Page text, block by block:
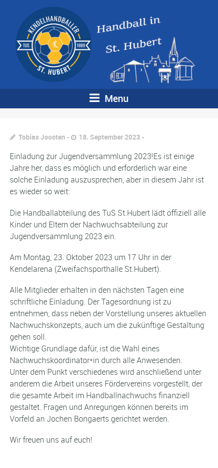
Menu
Tobias Joosten 18. September 2023
Einladung zur Jugendversammlung 2023!Es ist einige
Jahre her, dass es möglich und erforderlich war eine
solche Einladung auszusprechen, aber in diesem Jahr ist
es wieder so weit:
Die Handballabteilung des TuS St.Hubert lädt offiziell alle
Kinder und Eltern der Nachwuchsabteilung zur
Jugendversammlung 2023 ein.
Am Montag, 23. Oktober 2023 um 17 Uhr in der
Kendelarena (Zweifachsporthalle St.Hubert).
Alle Mitglieder erhalten in den nächsten Tagen eine
schriftliche Einladung. Der Tagesordnung ist zu
entnehmen, dass neben der Vorstellung unseres aktuellen
Nachwuchskonzepts, auch um die zukünftige Gestaltung
gehen soll.
Wichtige Grundlage dafür, ist die Wahl eines
Nachwuchskoordinator*in durch alle Anwesenden.
Unter dem Punkt verschiedenes wird anschließend unter
anderem die Arbeit unseres Fördervereins vorgestellt, der
die gesamte Arbeit im Handballnachwuchs finanziell
gestaltet. Fragen und Anregungen können bereits im
Vorfeld an Jochen Bongaerts gerichtet werden.
Wir freuen uns auf euch!